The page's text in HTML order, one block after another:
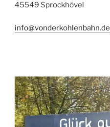
45549 Sprockhövel
info@vonderkohlenbahn.de